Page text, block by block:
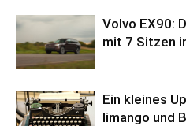
Volvo EX90:
mit 7 Sitzen
Ein kleines
limango und